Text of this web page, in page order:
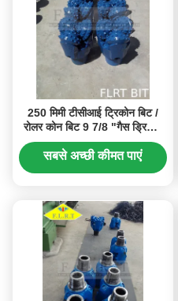
250 मिमी टीसीआई ट्रिकोन बिट /
रोलर कोन बिट 9 7/8 "गैस ड्रिलिंग
के लिए एफएसए 537 जी
सबसे अच्छी कीमत पाएं